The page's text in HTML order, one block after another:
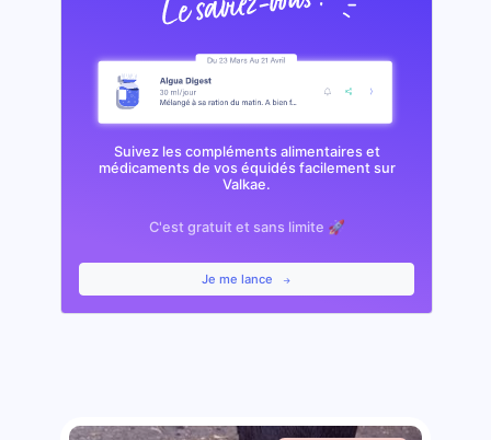
Suivez les compléments alimentaires et
médicaments de vos équidés facilement sur
Valkae.
C'est gratuit et sans limite 🚀
Je me lance